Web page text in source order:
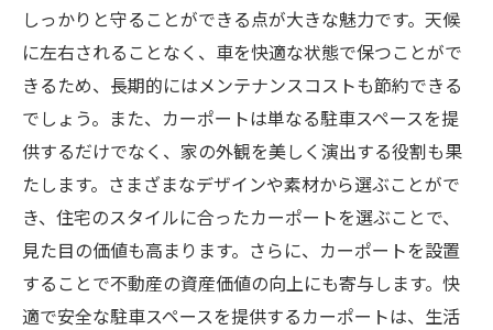
しっかりと守ることができる点が大きな魅力です。天候
に左右されることなく、車を快適な状態で保つことがで
きるため、長期的にはメンテナンスコストも節約できる
でしょう。また、カーポートは単なる駐車スペースを提
供するだけでなく、家の外観を美しく演出する役割も果
たします。さまざまなデザインや素材から選ぶことがで
き、住宅のスタイルに合ったカーポートを選ぶことで、
見た目の価値も高まります。さらに、カーポートを設置
することで不動産の資産価値の向上にも寄与します。快
適で安全な駐車スペースを提供するカーポートは、生活